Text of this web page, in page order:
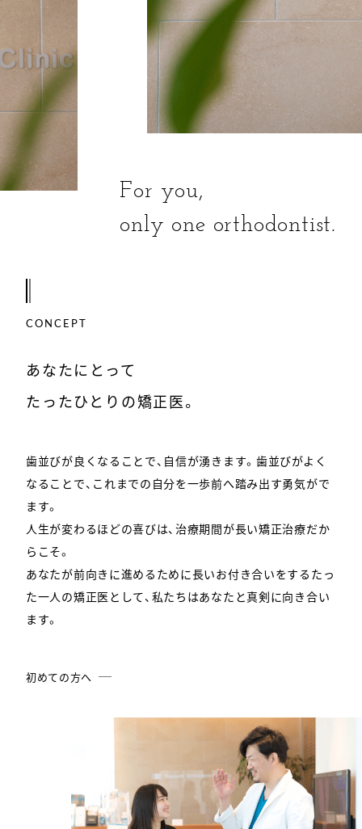
For you,
only one orthodontist.
CONCEPT
あなたにとって
たったひとりの矯正医。
歯並びが良くなることで、自信が湧きます。歯並びがよく
なることで、これまでの自分を一歩前へ踏み出す勇気がで
ます。
人生が変わるほどの喜びは、治療期間が長い矯正治療だか
らこそ。
あなたが前向きに進めるために長いお付き合いをするたっ
た一人の矯正医として、私たちはあなたと真剣に向き合い
ます。
初めての方へ